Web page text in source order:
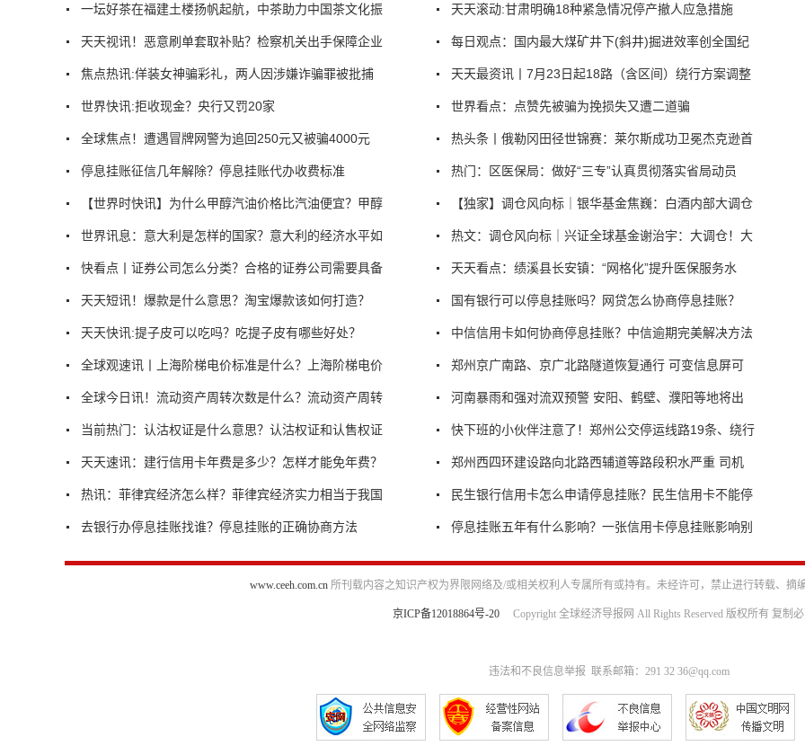
一坛好茶在福建土楼扬帆起航，中茶助力中国茶文化振
天天视讯！恶意刷单套取补贴？检察机关出手保障企业
焦点热讯:佯装女神骗彩礼，两人因涉嫌诈骗罪被批捕
世界快讯:拒收现金？央行又罚20家
全球焦点！遭遇冒牌网警为追回250元又被骗4000元
停息挂账征信几年解除？停息挂账代办收费标准
【世界时快讯】为什么甲醇汽油价格比汽油便宜？甲醇
世界讯息：意大利是怎样的国家？意大利的经济水平如
快看点丨证券公司怎么分类？合格的证券公司需要具备
天天短讯！爆款是什么意思？淘宝爆款该如何打造？
天天快讯:提子皮可以吃吗？吃提子皮有哪些好处？
全球观速讯丨上海阶梯电价标准是什么？上海阶梯电价
全球今日讯！流动资产周转次数是什么？流动资产周转
当前热门：认沽权证是什么意思？认沽权证和认售权证
天天速讯：建行信用卡年费是多少？怎样才能免年费？
热讯：菲律宾经济怎么样？菲律宾经济实力相当于我国
去银行办停息挂账找谁？停息挂账的正确协商方法
天天滚动:甘肃明确18种紧急情况停产撤人应急措施
每日观点：国内最大煤矿井下(斜井)掘进效率创全国纪
天天最资讯丨7月23日起18路（含区间）绕行方案调整
世界看点：点赞先被骗为挽损失又遭二道骗
热头条丨俄勒冈田径世锦赛：莱尔斯成功卫冕杰克逊首
热门：区医保局：做好“三专”认真贯彻落实省局动员
【独家】调仓风向标｜银华基金焦巍：白酒内部大调仓
热文：调仓风向标｜兴证全球基金谢治宇：大调仓！大
天天看点：绩溪县长安镇：“网格化”提升医保服务水
国有银行可以停息挂账吗？网贷怎么协商停息挂账？
中信信用卡如何协商停息挂账？中信逾期完美解决方法
郑州京广南路、京广北路隧道恢复通行 可变信息屏可
河南暴雨和强对流双预警 安阳、鹤壁、濮阳等地将出
快下班的小伙伴注意了！郑州公交停运线路19条、绕行
郑州西四环建设路向北路西辅道等路段积水严重 司机
民生银行信用卡怎么申请停息挂账？民生信用卡不能停
停息挂账五年有什么影响？一张信用卡停息挂账影响别
www.ceeh.com.cn所刊载内容之知识产权为界限网络及/或相关权利人专属所有或持有。未经许可，禁止进行转载、摘
京ICP备12018864号-20 Copyright 全球经济导报网 All Rights Reserved 版权所有 复制
违法和不良信息举报 联系邮箱：291 32 36@qq.com